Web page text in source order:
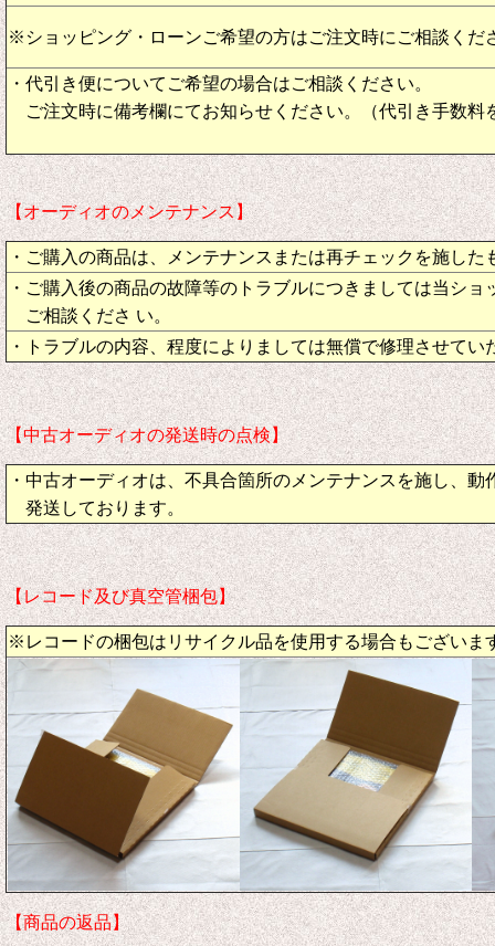
※ショッピング・ローンご希望の方はご注文時にご相談くだ
・代引き便についてご希望の場合はご相談ください。
ご注文時に備考欄にてお知らせください。（代引き手数料
【オーディオのメンテナンス】
・ご購入の商品は、メンテナンスまたは再チェックを施し
・ご購入後の商品の故障等のトラブルにつきましては当ショ
ご相談くださ い。
・トラブルの内容、程度によりましては無償で修理させてい
【中古オーディオの発送時の点検】
・中古オーディオは、不具合箇所のメンテナンスを施し、動
発送しております。
【レコード及び真空管梱包】
※レコードの梱包はリサイクル品を使用する場合もございま
【商品の返品】